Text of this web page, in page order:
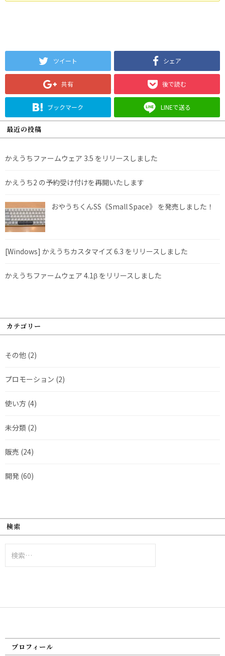
ツイート シェア
共有 後で読む
ブックマーク LINEで送る
最近の投稿
かえうちファームウェア 3.5 をリリースしました
かえうち2 の予約受け付けを再開いたします
おやうちくんSS《Small Space》 を発売しました！
[Windows] かえうちカスタマイズ 6.3 をリリースしました
かえうちファームウェア 4.1β をリリースしました
カテゴリー
その他 (2)
プロモーション (2)
使い方 (4)
未分類 (2)
販売 (24)
開発 (60)
検索
索:
プロフィール